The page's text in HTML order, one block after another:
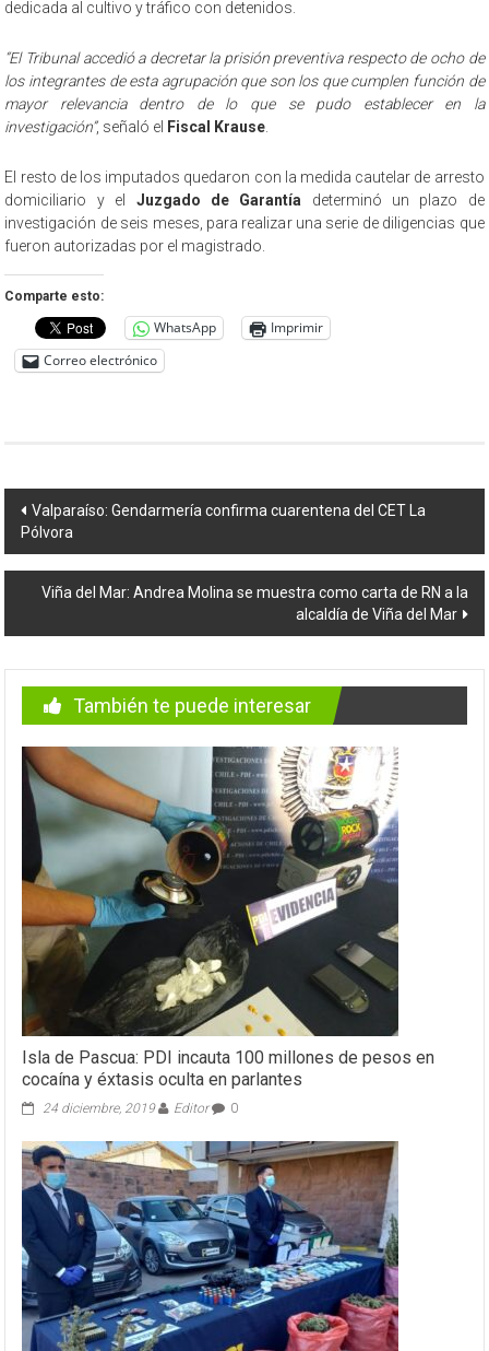
dedicada al cultivo y tráfico con detenidos.
“El Tribunal accedió a decretar la prisión preventiva respecto de ocho de
los integrantes de esta agrupación que son los que cumplen función de
mayor relevancia dentro de lo que se pudo establecer en la
investigación”, señaló el Fiscal Krause
El resto de los imputados quedaron con la medida cautelar de arresto
domiciliario y el Juzgado de Garantía determinó un plazo de
investigación de seis meses, para realizar una serie de diligencias que
fueron autorizadas por el magistrado.
Comparte esto:
WhatsApp
Imprimir
Correo electrónico
Navegación
de
entradas
Valparaíso: Gendarmería confirma cuarentena del CET La
Pólvora
Viña del Mar: Andrea Molina se muestra como carta de RN a la
alcaldía de Viña del Mar
También te puede interesar
Isla de Pascua: PDI incauta 100 millones de pesos en
cocaína y éxtasis oculta en parlantes
24 diciembre, 2019 Editor 0